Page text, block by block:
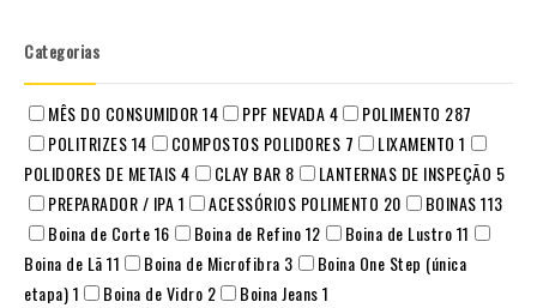
Categorias
MÊS DO CONSUMIDOR14 PPF NEVADA4 POLIMENTO 287
POLITRIZES14 COMPOSTOS POLIDORES 7 LIXAMENTO 1
POLIDORES DE METAIS4 CLAY BAR 8 LANTERNAS DE INSPEÇÃO 5
PREPARADOR / IPA1 ACESSÓRIOS POLIMENTO 20 BOINAS113
Boina de Corte16 Boina de Refino12 Boina de Lustro11
Boina de Lã11 Boina de Microfibra 3
Boina One Step (única
etapa)1 Boina de Vidro 2 Boina Jeans1